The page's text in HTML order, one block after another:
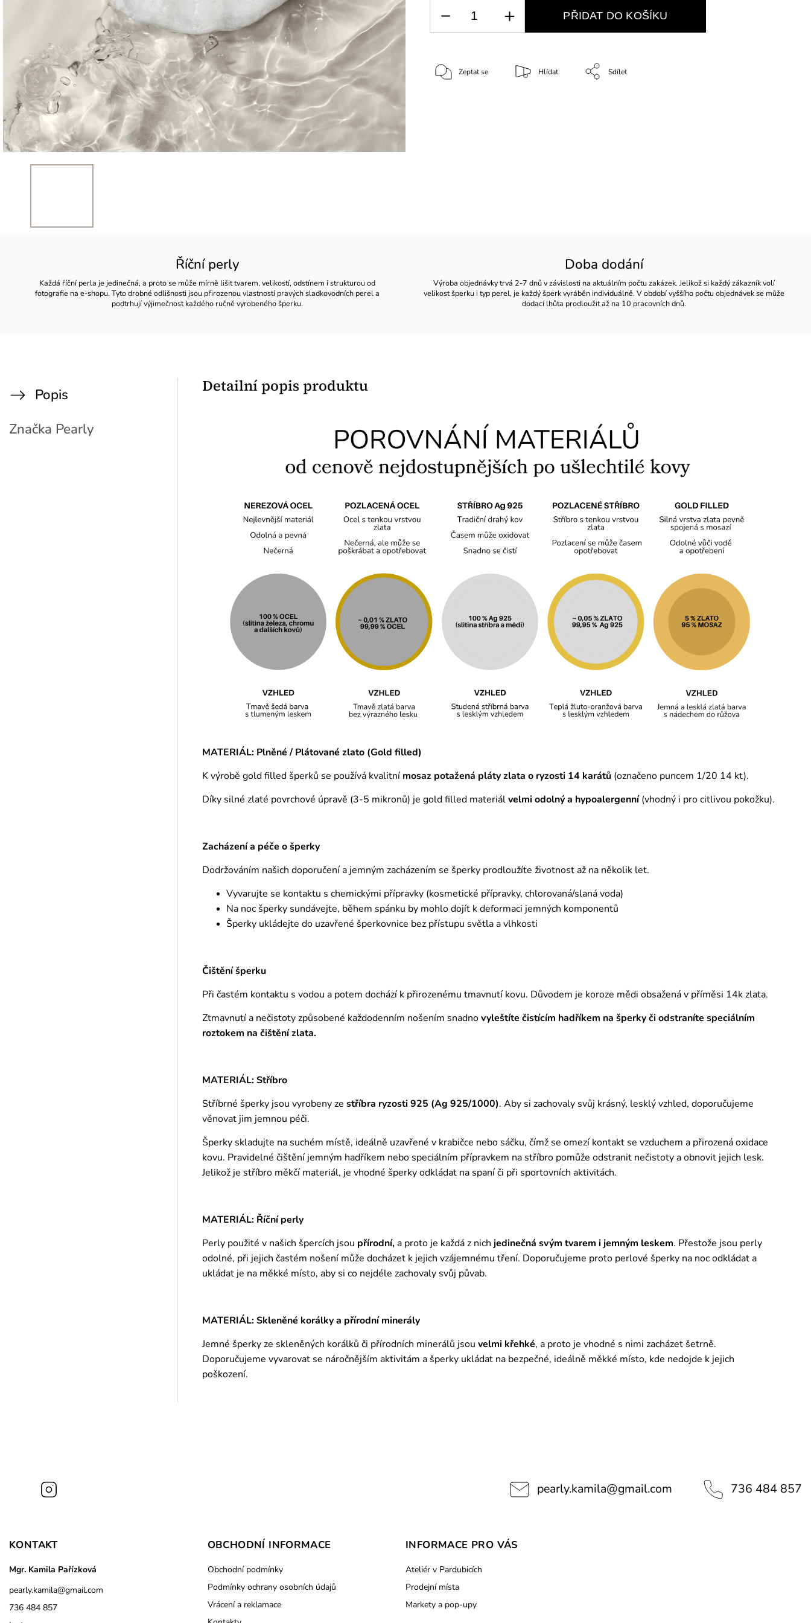
PŘIDAT DO KOŠÍKU
Zeptat se Hlídat Sdílet
Říční perly
Každá říční perla je jedinečná, a proto se může mírně lišit tvarem, velikostí, odstínem i strukturou od
fotografie na e-shopu. Tyto drobné odlišnosti jsou přirozenou vlastností pravých sladkovodních perel a
podtrhují výjimečnost každého ručně vyrobeného šperku.
Doba dodání
Výroba objednávky trvá 2-7 dnů v závislosti na aktuálním počtu zakázek. Jelikož si každý zákazník volí
velikost šperku i typ perel, je každý šperk vyráběn individuálně. V období vyššího počtu objednávek se může
dodací lhůta prodloužit až na 10 pracovních dnů.
Popis
Značka Pearly
Detailní popis produktu
MATERIÁL: Plněné / Plátované zlato (Gold filled)
K výrobě gold filled šperků se používá kvalitní mosaz potažená pláty zlata o ryzosti 14 karátů (označeno puncem 1/20 14 kt).
Díky silné zlaté povrchové úpravě (3-5 mikronů) je gold filled materiálvelmi odolný a hypoalergenní(vhodný i pro citlivou pokožku).
Zacházení a péče o šperky
Dodržováním našich doporučení a jemným zacházením se šperky prodloužíte životnost až na několik let.
Vyvarujte se kontaktu s chemickými přípravky (kosmetické přípravky, chlorovaná/slaná voda)
Na noc šperky sundávejte, během spánku by mohlo dojít k deformaci jemných komponentů
Šperky ukládejte do uzavřené šperkovnice bez přístupu světla a vlhkosti
Čištění šperku
Při častém kontaktu s vodou a potem dochází k přirozenému tmavnutí kovu. Důvodem je koroze mědi obsažená v příměsi 14k zlata.
Ztmavnutí a nečistoty způsobené každodenním nošením snadnovyleštíte čistícím hadříkem na šperky či odstraníte speciálním
roztokem na čištění zlata.
MATERIÁL: Stříbro
Stříbrné šperky jsou vyrobeny ze stříbra ryzosti 925 (Ag 925/1000). Aby si zachovaly svůj krásný, lesklý vzhled, doporučujeme
věnovat jim jemnou péči.
Šperky skladujte na suchém místě, ideálně uzavřené v krabičce nebo sáčku, čímž se omezí kontakt se vzduchem a přirozená oxidace
kovu. Pravidelné čištění jemným hadříkem nebo speciálním přípravkem na stříbro pomůže odstranit nečistoty a obnovit jejich lesk.
Jelikož je stříbro měkčí materiál, je vhodné šperky odkládat na spaní či při sportovních aktivitách.
MATERIÁL: Říční perly
Perly použité v našich špercích jsou přírodní,a proto je každá z nich jedinečná svým tvarem i jemným leskem. Přestože jsou perly
odolné, při jejich častém nošení může docházet k jejich vzájemnému tření. Doporučujeme proto perlové šperky na noc odkládat a
ukládat je na měkké místo, aby si co nejdéle zachovaly svůj půvab.
MATERIÁL: Skleněné korálky a přírodní minerály
Jemné šperky ze skleněných korálků či přírodních minerálů jsou velmi křehké, a proto je vhodné s nimi zacházet šetrně.
Doporučujeme vyvarovat se náročnějším aktivitám a šperky ukládat na bezpečné, ideálně měkké místo, kde nedojde k jejich
poškození.
pearly.kamila@gmail.com 736 484 857
KONTAKT
Mgr. Kamila Pařízková
pearly.kamila@gmail.com
736 484 857
OBCHODNÍ INFORMACE
Obchodní podmínky
Podmínky ochrany osobních údajů
Vrácení a reklamace
INFORMACE PRO VÁS
Ateliér v Pardubicích
Prodejní místa
Markety a pop-upy